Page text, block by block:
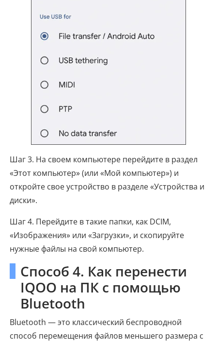
Шаг 3. На своем компьютере перейдите в раздел
«Этот компьютер» (или «Мой компьютер») и
откройте свое устройство в разделе «Устройства и
диски».
Шаг 4. Перейдите в такие папки, как DCIM,
«Изображения» или «Загрузки», и скопируйте
нужные файлы на свой компьютер.
Способ 4. Как перенести
IQOO на ПК с помощью
Bluetooth
Bluetooth — это классический беспроводной
способ перемещения файлов меньшего размера с